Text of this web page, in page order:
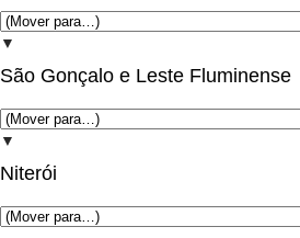
▼
São Gonçalo e Leste Fluminense
▼
Niterói